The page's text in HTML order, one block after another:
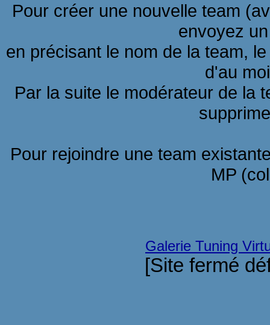
Pour créer une nouvelle team
envoyez
en précisant le nom de la team,
d'au
Par la suite le modérateur de la
Pour rejoindre une team
MP
Galerie Tuning
[Site fermé